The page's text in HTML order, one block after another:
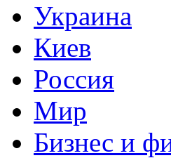
Украина
Киев
Россия
Мир
Бизнес и